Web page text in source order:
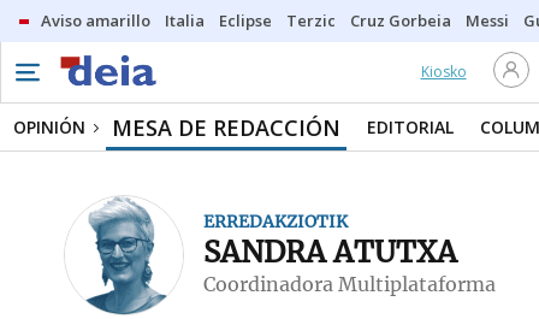
Aviso amarillo Italia Eclipse Terzic Cruz Gorbeia Messi
Kiosko
OPINIÓN MESA DE REDACCIÓN EDITORIAL
ERREDAKZIOTIK
SANDRA ATUTXA
Coordinadora Multiplataforma